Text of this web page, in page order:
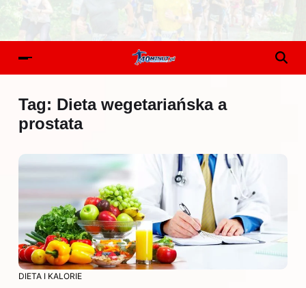
Tag: Dieta wegetariańska a
prostata
DIETA I KALORIE